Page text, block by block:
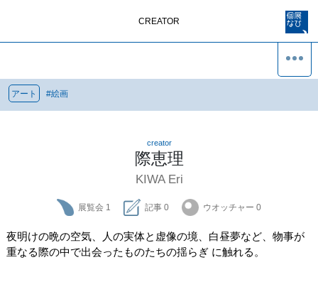
CREATOR
アート #絵画
creator
際恵理
KIWA Eri
展覧会 1 記事 0 ウオッチャー 0
夜明けの晩の空気、人の実体と虚像の境、白昼夢など、物事が
重なる際の中で出会ったものたちの揺らぎ に触れる。